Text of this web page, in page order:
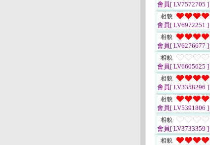
會員[ LV7572705 ]
相貌
會員[ LV6972251 ]
相貌
會員[ LV6276677 ]
相貌
會員[ LV6605625 ]
相貌
會員[ LV3358296 ]
相貌
會員[ LV5391806 ]
相貌
會員[ LV3733359 ]
相貌